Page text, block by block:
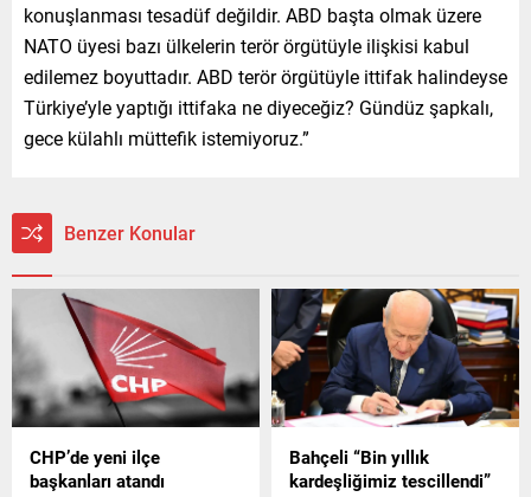
konuşlanması tesadüf değildir. ABD başta olmak üzere
NATO üyesi bazı ülkelerin terör örgütüyle ilişkisi kabul
edilemez boyuttadır. ABD terör örgütüyle ittifak halindeyse
Türkiye’yle yaptığı ittifaka ne diyeceğiz? Gündüz şapkalı,
gece külahlı müttefik istemiyoruz.”
Benzer Konular
CHP’de yeni ilçe
başkanları atandı
Bahçeli “Bin yıllık
kardeşliğimiz tescillendi”